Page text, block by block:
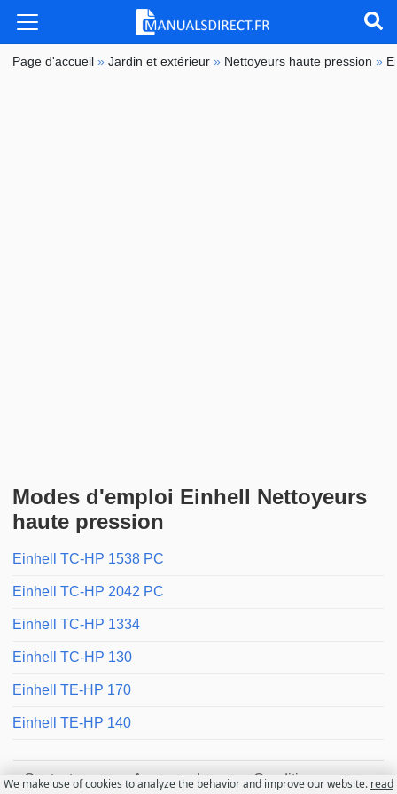
Page d'accueil »Jardin et extérieur » Nettoyeurs haute pression »
Modes d'emploi Einhell Nettoyeurs
haute pression
Einhell TC-HP 1538 PC
Einhell TC-HP 2042 PC
Einhell TC-HP 1334
Einhell TC-HP 130
Einhell TE-HP 170
Einhell TE-HP 140
Contactez nous A propos de nous
Conditions
We make use of cookies to analyze the behavior and improve our website. read